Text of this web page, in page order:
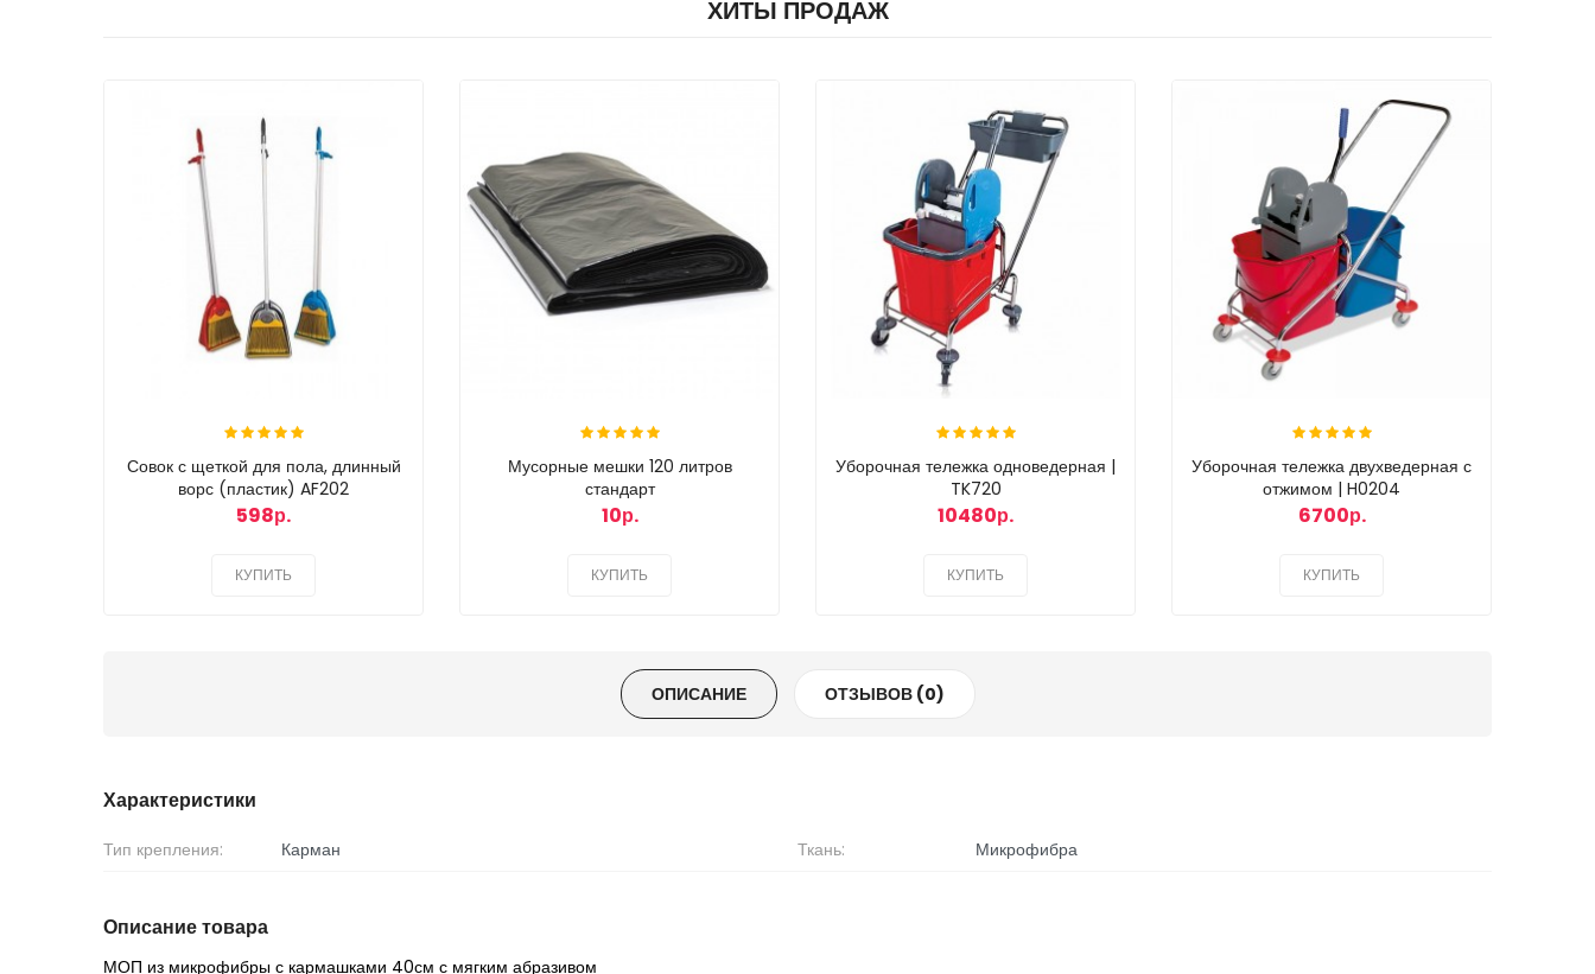
ХИТЫ ПРОДАЖ
Совок с щеткой для пола, длинный
ворс (пластик) AF202
598р.
КУПИТЬ
Мусорные мешки 120 литров
стандарт
10р.
КУПИТЬ
Уборочная тележка одноведерная |
TK720
10480р.
КУПИТЬ
Уборочная тележка двухведерная с
отжимом | H0204
6700р.
КУПИТЬ
ОПИСАНИЕ ОТЗЫВОВ (0)
Характеристики
Тип крепления: Карман Ткань: Микрофибра
Описание товара
МОП из микрофибры с кармашками 40см с мягким абразивом